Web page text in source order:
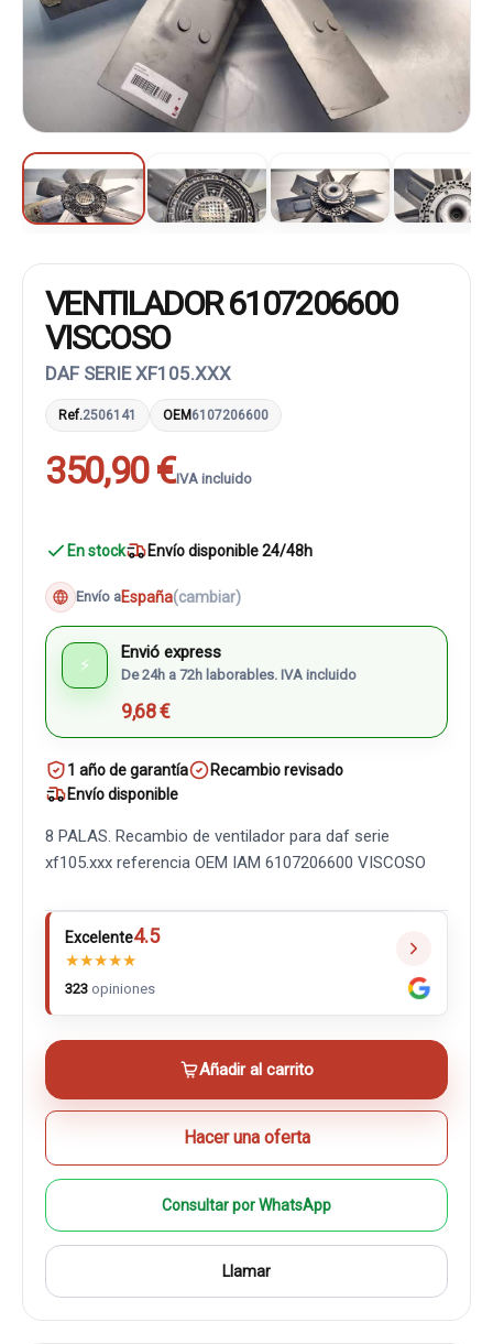
VENTILADOR 6107206600
VISCOSO
DAF SERIE XF105.XXX
Ref.2506141 OEM6107206600
350,90 €IVA incluido
En stock Envío disponible 24/48h
Envío aEspaña(cambiar)
⚡
Envió express
De 24h a 72h laborables. IVA incluido
9,68 €
1 año de garantía
Recambio revisado
Envío disponible
8 PALAS. Recambio de ventilador para daf serie
xf105.xxx referencia OEM IAM 6107206600 VISCOSO
Excelente4.5
★★★★★
323 opiniones
Añadir al carrito
Hacer una oferta
Consultar por WhatsApp
Llamar